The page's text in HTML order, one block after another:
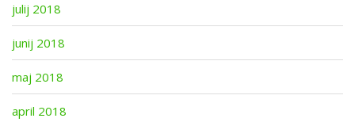
julij 2018
junij 2018
maj 2018
april 2018